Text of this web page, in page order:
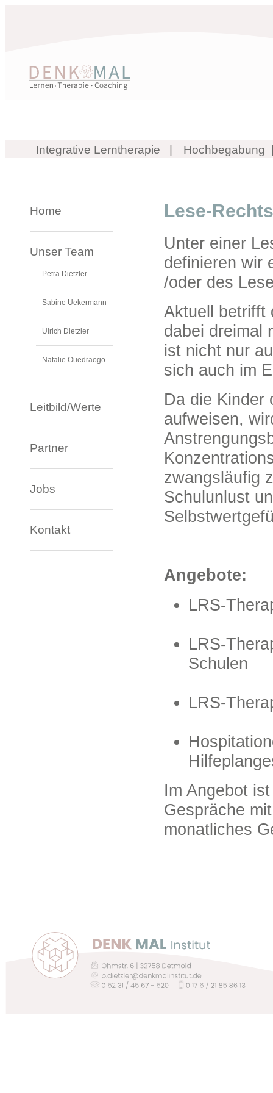
Integrative Lerntherapie Hochbegabung
Home
Unser Team
Petra Dietzler
Sabine Uekermann
Ulrich Dietzler
Natalie Ouedraogo
Leitbild/Werte
Partner
Jobs
Kontakt
Lese-
Unter einer
definieren wir
/oder des
Aktuell betrifft
dabei dreimal
ist nicht nur
sich auch im
Da die Kinder
aufweisen,
zwangsläufig
Schulunlust
Angebote:
LRS-
LRS-
Schulen
LRS-
Im Angebot
Gespräche
monatliches